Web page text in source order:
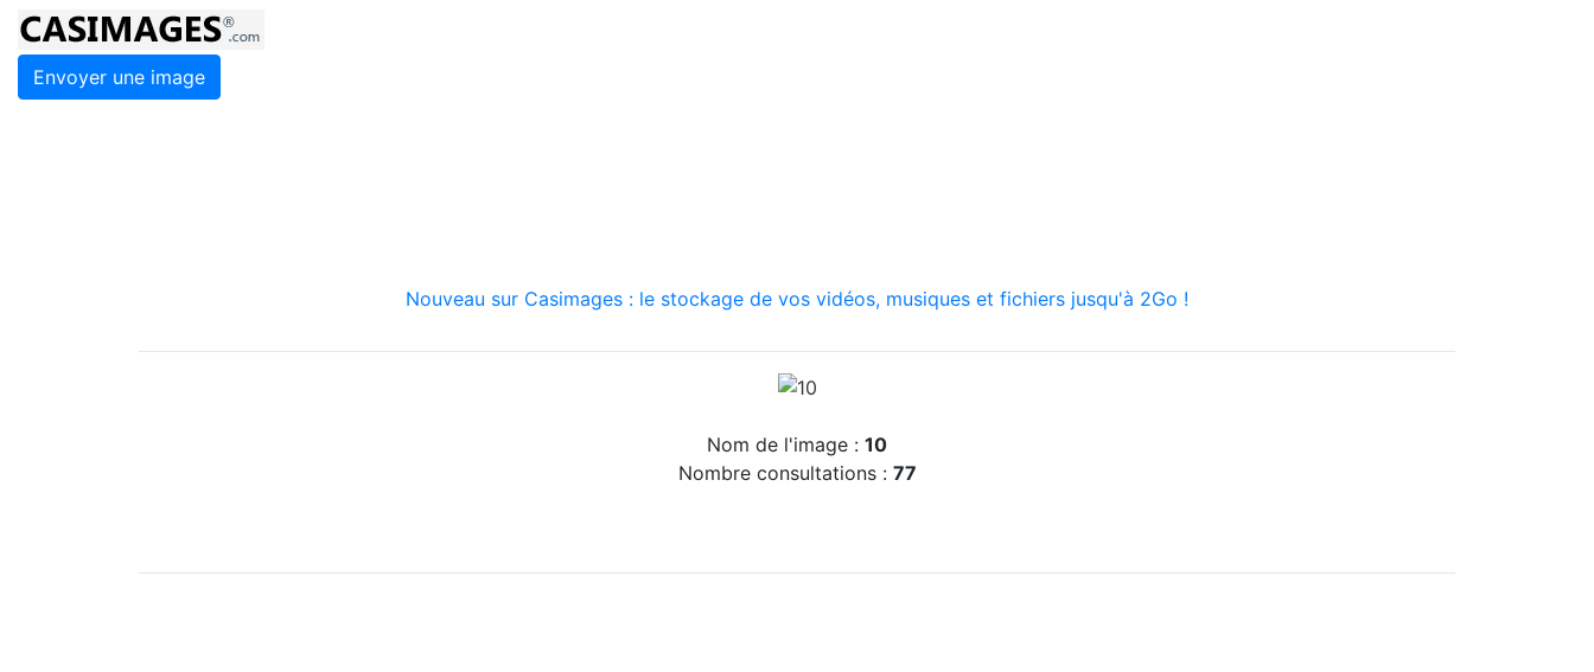
Envoyer une image
Nouveau sur Casimages : le stockage de vos vidéos, musiques et fichiers jusqu'à 2Go !
Nom de l'image : 10
Nombre consultations : 77